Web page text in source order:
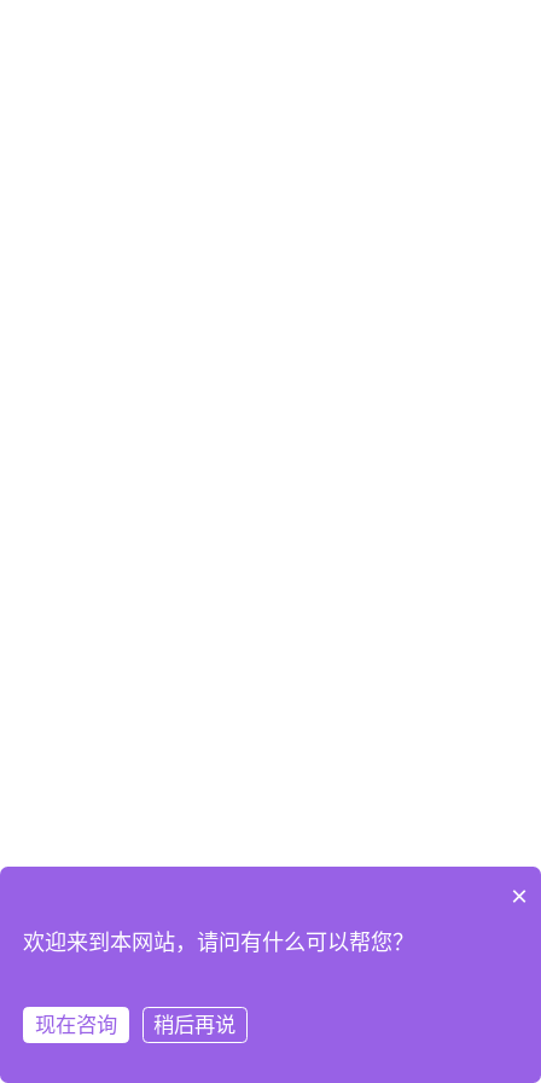
×
欢迎来到本网站，请问有什么可以帮您？
现在咨询 稍后再说